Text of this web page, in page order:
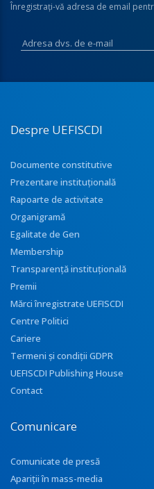
Înregistraţi-vă adresa de email
Despre UEFISCDI
Documente constitutive
Prezentare instituţională
Rapoarte de activitate
Organigramă
Egalitate de Gen
Membership
Transparenţă instituţională
Premii
Mărci înregistrate UEFISCDI
Centre Politici
Cariere
Termeni și condiții GDPR
UEFISCDI Publishing House
Contact
Comunicare
Comunicate de presă
Apariţii în mass-media